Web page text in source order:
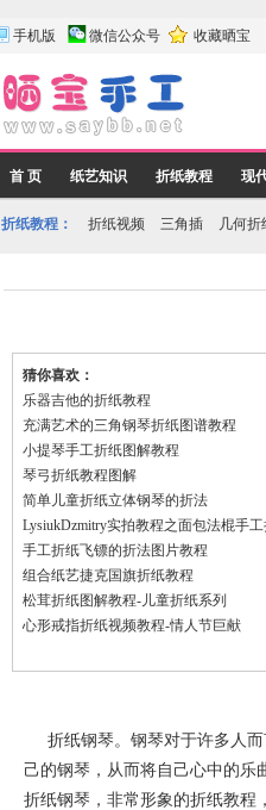
手机版 微信公众号 收藏晒宝
首 页 纸艺知识 折纸教程 现
折纸教程： 折纸视频 三角插 几何折
猜你喜欢：
乐器吉他的折纸教程
充满艺术的三角钢琴折纸图谱教程
小提琴手工折纸图解教程
琴弓折纸教程图解
简单儿童折纸立体钢琴的折法
LysiukDzmitry实拍教程之面包法棍手
手工折纸飞镖的折法图片教程
组合纸艺捷克国旗折纸教程
松茸折纸图解教程-儿童折纸系列
心形戒指折纸视频教程-情人节巨献
折纸钢琴。钢琴对于许多人
己的钢琴，从而将自己心中的乐
折纸钢琴，非常形象的折纸教程